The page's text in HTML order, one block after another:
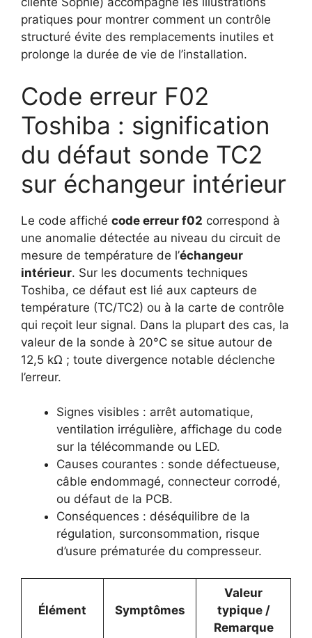
pratiques pour montrer comment un contrôle
structuré évite des remplacements inutiles et
prolonge la durée de vie de l’installation.
Code erreur F02
Toshiba : signification
du défaut sonde TC2
sur échangeur intérieur
Le code affiché code erreur f02 correspond à
une anomalie détectée au niveau du circuit de
mesure de température de l’échangeur
intérieur. Sur les documents techniques
Toshiba, ce défaut est lié aux capteurs de
température (TC/TC2) ou à la carte de contrôle
qui reçoit leur signal. Dans la plupart des cas, la
valeur de la sonde à 20°C se situe autour de
12,5 kΩ ; toute divergence notable déclenche
l’erreur.
Signes visibles : arrêt automatique,
ventilation irrégulière, affichage du code
sur la télécommande ou LED.
Causes courantes : sonde défectueuse,
câble endommagé, connecteur corrodé,
ou défaut de la PCB.
Conséquences : déséquilibre de la
régulation, surconsommation, risque
d’usure prématurée du compresseur.
Élément Symptômes
Valeur
typique /
Remarque